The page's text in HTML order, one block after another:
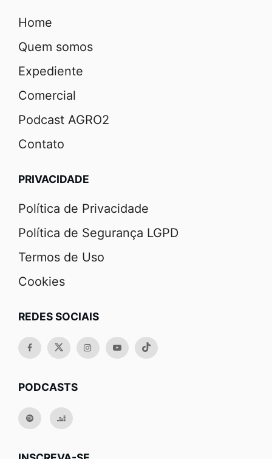
Home
Quem somos
Expediente
Comercial
Podcast AGRO2
Contato
PRIVACIDADE
Política de Privacidade
Política de Segurança LGPD
Termos de Uso
Cookies
REDES SOCIAIS
PODCASTS